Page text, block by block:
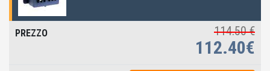
114.50 €
112.40€